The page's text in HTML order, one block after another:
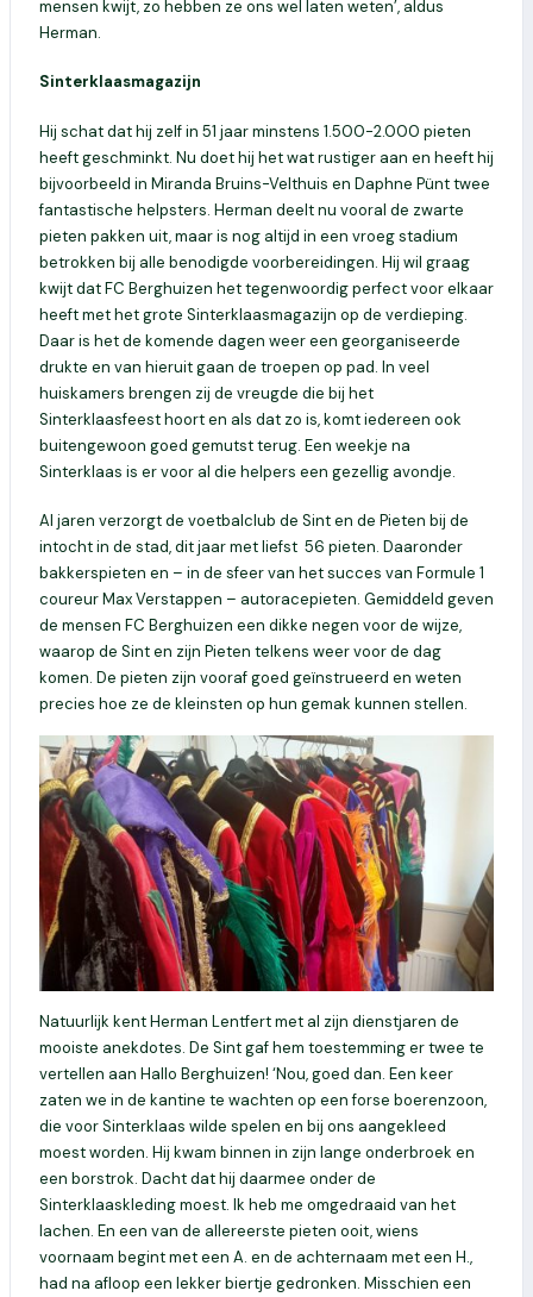
mensen kwijt, zo hebben ze ons wel laten weten’, aldus
Herman.
Sinterklaasmagazijn
Hij schat dat hij zelf in 51 jaar minstens 1.500-2.000 pieten
heeft geschminkt. Nu doet hij het wat rustiger aan en heeft hij
bijvoorbeeld in Miranda Bruins-Velthuis en Daphne Pünt twee
fantastische helpsters. Herman deelt nu vooral de zwarte
pieten pakken uit, maar is nog altijd in een vroeg stadium
betrokken bij alle benodigde voorbereidingen. Hij wil graag
kwijt dat FC Berghuizen het tegenwoordig perfect voor elkaar
heeft met het grote Sinterklaasmagazijn op de verdieping.
Daar is het de komende dagen weer een georganiseerde
drukte en van hieruit gaan de troepen op pad. In veel
huiskamers brengen zij de vreugde die bij het
Sinterklaasfeest hoort en als dat zo is, komt iedereen ook
buitengewoon goed gemutst terug. Een weekje na
Sinterklaas is er voor al die helpers een gezellig avondje.
Al jaren verzorgt de voetbalclub de Sint en de Pieten bij de
intocht in de stad, dit jaar met liefst 56 pieten. Daaronder
bakkerspieten en – in de sfeer van het succes van Formule 1
coureur Max Verstappen – autoracepieten. Gemiddeld geven
de mensen FC Berghuizen een dikke negen voor de wijze,
waarop de Sint en zijn Pieten telkens weer voor de dag
komen. De pieten zijn vooraf goed geïnstrueerd en weten
precies hoe ze de kleinsten op hun gemak kunnen stellen.
Natuurlijk kent Herman Lentfert met al zijn dienstjaren de
mooiste anekdotes. De Sint gaf hem toestemming er twee te
vertellen aan Hallo Berghuizen! ‘Nou, goed dan. Een keer
zaten we in de kantine te wachten op een forse boerenzoon,
die voor Sinterklaas wilde spelen en bij ons aangekleed
moest worden. Hij kwam binnen in zijn lange onderbroek en
een borstrok. Dacht dat hij daarmee onder de
Sinterklaaskleding moest. Ik heb me omgedraaid van het
lachen. En een van de allereerste pieten ooit, wiens
voornaam begint met een A. en de achternaam met een H.,
had na afloop een lekker biertje gedronken. Misschien een